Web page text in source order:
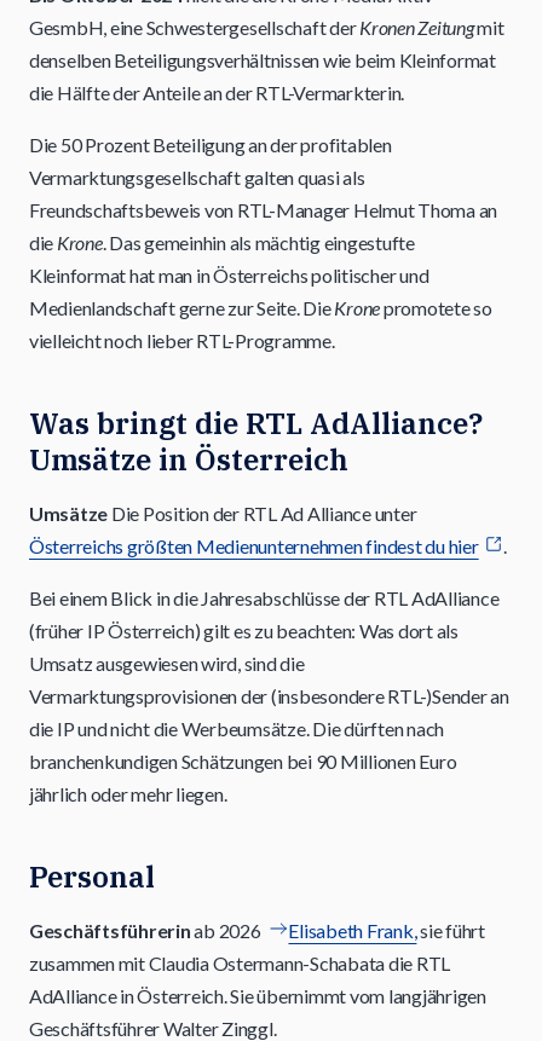
GesmbH, eine Schwestergesellschaft derKronen Zeitungmit
denselben Beteiligungsverhältnissen wie beim Kleinformat
die Hälfte der Anteile an der RTL-Vermarkterin.
Die 50 Prozent Beteiligung an der profitablen
Vermarktungsgesellschaft galten quasi als
Freundschaftsbeweis von RTL-Manager Helmut Thoma an
die Krone. Das gemeinhin als mächtig eingestufte
Kleinformat hat man in Österreichs politischer und
Medienlandschaft gerne zur Seite. DieKronepromotete so
vielleicht noch lieber RTL-Programme.
Was bringt die RTL AdAlliance?
Umsätze in Österreich
Umsätze Die Position der RTL Ad Alliance unter
Österreichs größten Medienunternehmen findest du hier
.
Bei einem Blick in die Jahresabschlüsse der RTL AdAlliance
(früher IP Österreich) gilt es zu beachten: Was dort als
Umsatz ausgewiesen wird, sind die
Vermarktungsprovisionen der (insbesondere RTL-)Sender an
die IP und nicht die Werbeumsätze. Die dürften nach
branchenkundigen Schätzungen bei 90 Millionen Euro
jährlich oder mehr liegen.
Personal
Geschäftsführerinab 2026 Elisabeth Frank,sie führt
zusammen mit Claudia Ostermann-Schabata die RTL
AdAlliance in Österreich. Sie übernimmt vom langjährigen
Geschäftsführer Walter Zinggl.